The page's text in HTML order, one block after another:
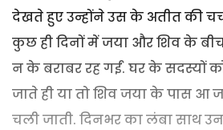
देखते हुए उन्होंने उस के अतीत की
कुछ ही दिनों में जया और शिव के
न के बराबर रह गईं. घर के सदस्यों
जाते ही या तो शिव जया के पास आ
चली जाती. दिनभर का लंबा साथ